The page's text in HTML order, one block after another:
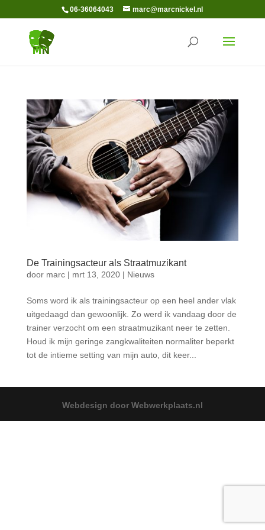
06-36064043 marc@marcnickel.nl
De Trainingsacteur als Straatmuzikant
door marc| mrt 13, 2020| Nieuws
Soms word ik als trainingsacteur op een heel ander vlak
uitgedaagd dan gewoonlijk. Zo werd ik vandaag door de
trainer verzocht om een straatmuzikant neer te zetten.
Houd ik mijn geringe zangkwaliteiten normaliter beperkt
tot de intieme setting van mijn auto, dit keer...
Webdesign door Webwerkplaats.nl